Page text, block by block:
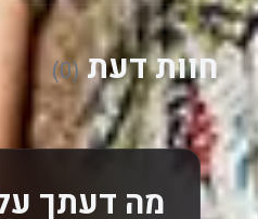
חוות דעת(0)
מה דעתך